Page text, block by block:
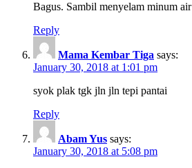
Bagus. Sambil menyelam minum air
Reply
Mama Kembar Tiga says:
January 30, 2018 at 1:01 pm
syok plak tgk jln jln tepi pantai
Reply
Abam Yus says:
January 30, 2018 at 5:08 pm